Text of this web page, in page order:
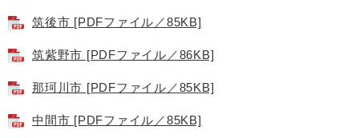
筑後市 [PDFファイル／85KB]
筑紫野市 [PDFファイル／86KB]
那珂川市 [PDFファイル／85KB]
中間市 [PDFファイル／85KB]